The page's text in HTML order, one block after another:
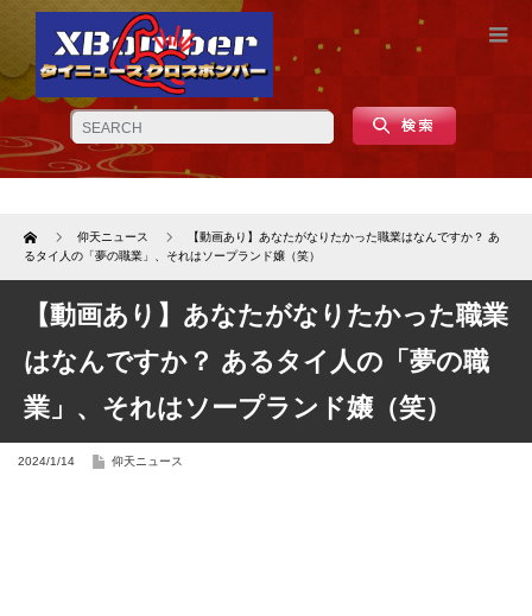
Home 仰天ニュース
【動画あり】あなたがなりたかった職業はなんですか？ あ
るタイ人の「夢の職業」、それはソープランド嬢（笑）
【動画あり】あなたがなりたかった職業
はなんですか？ あるタイ人の「夢の職
業」、それはソープランド嬢（笑）
2024/1/14 仰天ニュース